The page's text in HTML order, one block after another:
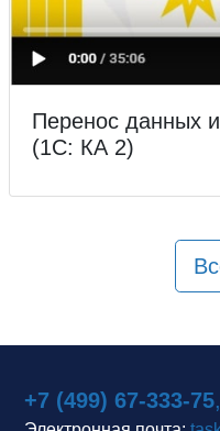
Перенос данных
(1С: КА 2)
+7 (499) 67-333-75,